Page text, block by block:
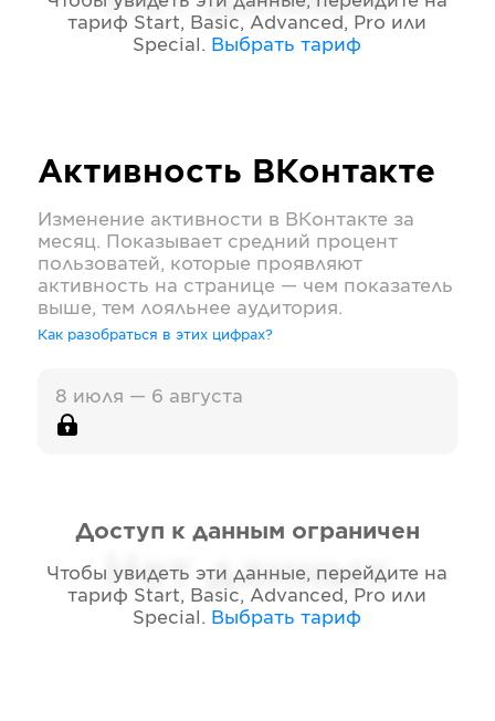
тариф Start, Basic, Advanced, Pro или
Special . Выбрать тариф
Активность ВКонтакте
Изменение активности в ВКонтакте за
месяц. Показывает средний процент
пользоватей, которые проявляют
активность на странице — чем показатель
выше, тем лояльнее аудитория.
Как разобраться в этих цифрах?
8 июля — 6 августа
Нет данных
Доступ к данным ограничен
Чтобы увидеть эти данные, перейдите на
тариф Start, Basic, Advanced, Pro или
Special . Выбрать тариф